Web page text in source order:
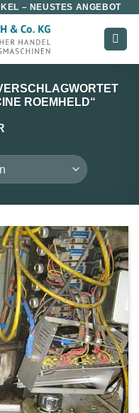
– NEUSTES ANGEBOT
ROEMHELD“